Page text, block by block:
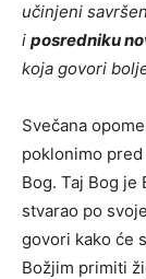
učinjeni
i posredniku
koja govori
Svečana
poklonimo
Bog. Taj Bog je
stvarao po
govori kako će
Božjim primiti